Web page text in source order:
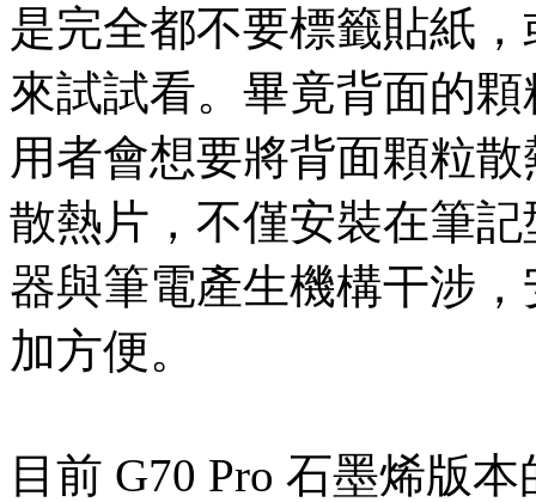
是完全都不要標籤貼紙
來試試看。畢竟背面的
用者會想要將背面顆粒
散熱片，不僅安裝在筆
器與筆電產生機構干涉，
加方便。
目前 G70 Pro 石墨烯版